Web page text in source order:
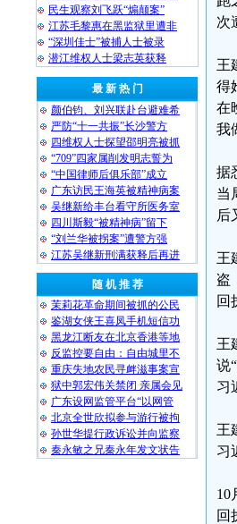
民生观察刘飞跃“煽颠案”
江苏毛黎惠在黑监狱里遭非
“深圳佳士”被捕人士被录
潜江维权人士梁志英获释
最 新 热 门
颜伯钧、刘兴联赴台避难希
严防“十一共振”长沙警方
四维权人士探望邵明亮被抓
“709”四家属削发明志誓为
“中国律师后俱乐部”成立
广东访民王海英被精神病案
吴继新给丰台看守所医务室
四川斯毅“被精神病”留下
“刘兰华被拐案”遭警方强
江苏吴继新刑满获释后再进
随 机 推 荐
茉莉花革命期间被抓的公民
鉴湖女侠王喜凤手机短信功
黑龙江断友在北京香港等地
反监控要自由：自由城里不
重庆失地农民寻衅滋事案宣
狱中郭宏伟关禁闭 亲属会见
广东设网监管平台“以网管
北京全世欣拟参与游行被拘
孙世华提行政诉讼并向监察
秦永敏之兄秦永年发文状告
次
王
得
在
我
据
当
后
王
盗
回
王
说
习
王
习
10
回